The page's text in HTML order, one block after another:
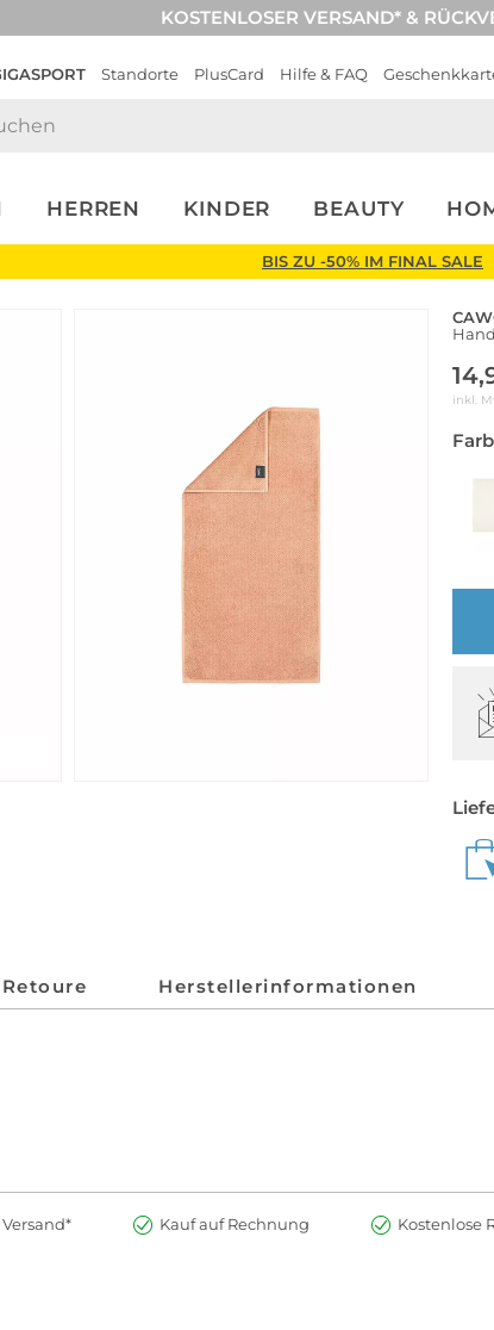
KOSTENLOSER VERSAND* &
Standorte PlusCard Hilfe & FAQ
HERREN KINDER BEAUTY
BIS ZU -50% IM FINAL SALE
inkl.
Herstellerinformationen
Kauf auf Rechnung Kostenlose